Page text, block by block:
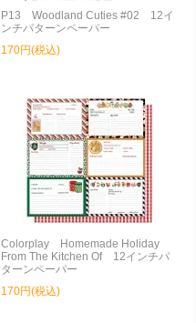
P13 Woodland Cuties #02 12イ
ンチパターンペーパー
170円(税込)
Colorplay Homemade Holiday
From The Kitchen Of 12インチパ
ターンペーパー
170円(税込)